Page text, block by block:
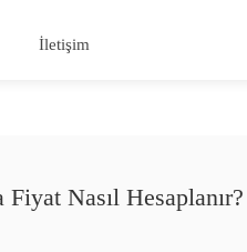
İletişim
Nasıl Hesaplanır?